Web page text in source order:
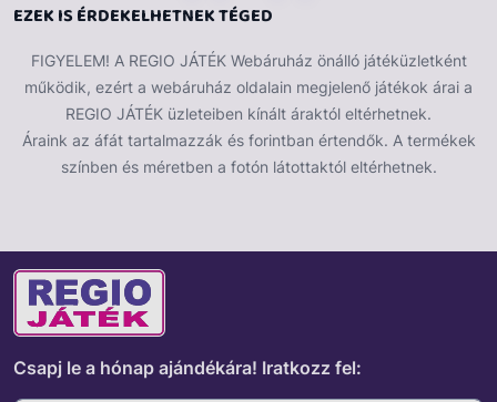
EZEK IS ÉRDEKELHETNEK TÉGED
FIGYELEM! A REGIO JÁTÉK Webáruház önálló játéküzletként
működik, ezért a webáruház oldalain megjelenő játékok árai a
REGIO JÁTÉK üzleteiben kínált áraktól eltérhetnek.
Áraink az áfát tartalmazzák és forintban értendők. A termékek
színben és méretben a fotón látottaktól eltérhetnek.
Csapj le a hónap ajándékára! Iratkozz fel: